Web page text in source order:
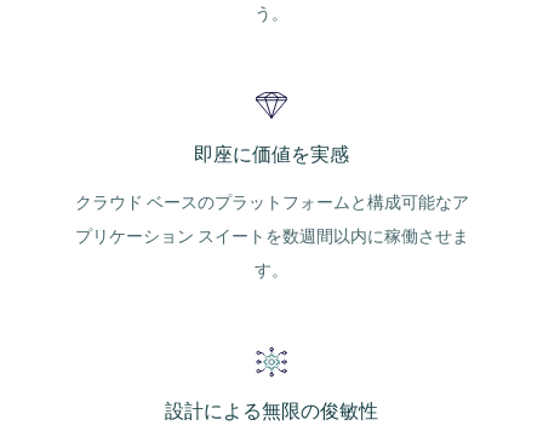
う。
即座に価値を実感
クラウド ベースのプラットフォームと構成可能なア
プリケーション スイートを数週間以内に稼働させま
す。
設計による無限の俊敏性